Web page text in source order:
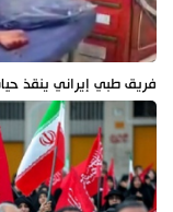
فريق طبي إيراني ينقذ